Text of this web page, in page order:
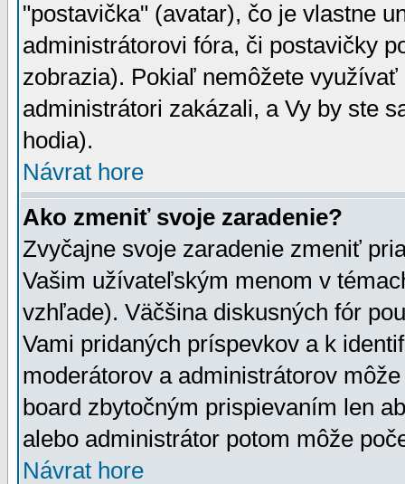
"postavička" (avatar), čo je vlastne
administrátorovi fóra, či postavičky
zobrazia). Pokiaľ nemôžete
administrátori zakázali, a Vy by ste
hodia).
Návrat hore
Ako zmeniť svoje zaradenie?
Zvyčajne svoje zaradenie zmeniť
Vašim užívateľským menom v
vzhľade). Väčšina diskusných fór
Vami pridaných príspevkov a k
moderátorov a administrátorov
board zbytočným prispievaním len
alebo administrátor potom môže
Návrat hore